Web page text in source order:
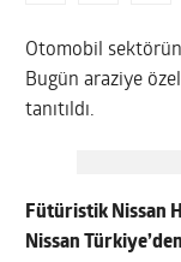
Otomobil
Bugün araziye özel
tanıtıldı.
Fütüristik Nissan
Nissan